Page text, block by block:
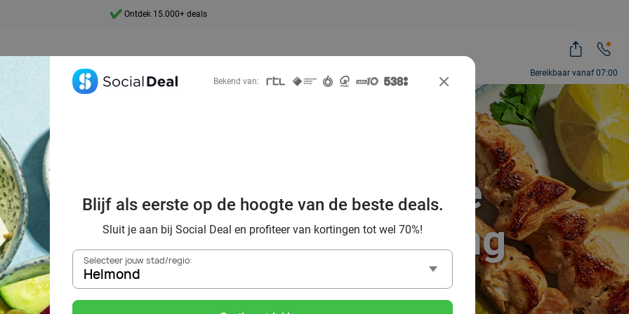
Bereikbaar vanaf 07:00
7 dagen per week beschikbaar
9,4
de beste Griekse
in Helmond en omgeving
Bekend van:
Blijf als eerste op de hoogte van de beste deals.
Sluit je aan bij Social Deal en profiteer van kortingen tot wel 70%!
Selecteer jouw stad/regio:
Helmond